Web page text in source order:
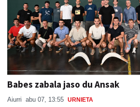
Babes zabala jaso du Ansak
Aiurri abu 07, 13:55 URNIETA